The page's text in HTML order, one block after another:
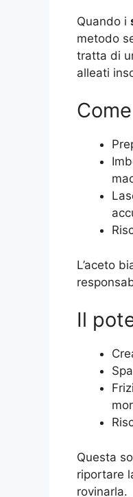
Quando i
metodo
tratta di
alleati
L’aceto
Il
Questa
riportare
rovinarla.